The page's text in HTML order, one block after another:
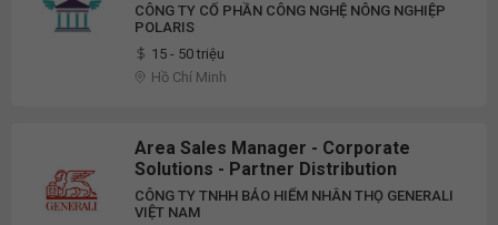
CÔNG TY CỔ PHẦN CÔNG NGHỆ NÔNG NGHIỆP
POLARIS
15 - 50 triệu
Hồ Chí Minh
Area Sales Manager - Corporate
Solutions - Partner Distribution
CÔNG TY TNHH BẢO HIỂM NHÂN THỌ GENERALI
VIỆT NAM